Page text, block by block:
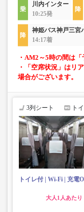
川内インター
10:25発
神姫バス神戸三宮
14:17着
・AM2～5時の間は
・「空席状況」はリ
場合がございます。
3列シート ト
トイレ付 Wi-Fi 充電
大人